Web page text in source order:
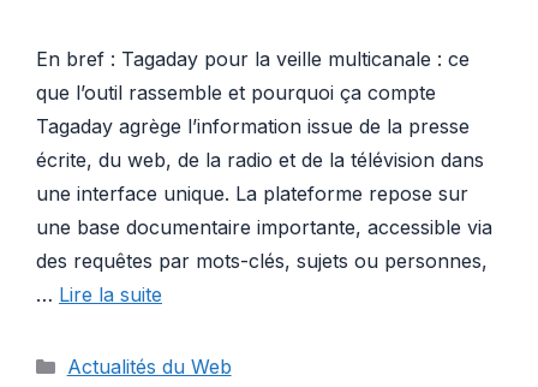
En bref : Tagaday pour la veille multicanale : ce
que l’outil rassemble et pourquoi ça compte
Tagaday agrège l’information issue de la presse
écrite, du web, de la radio et de la télévision dans
une interface unique. La plateforme repose sur
une base documentaire importante, accessible via
des requêtes par mots-clés, sujets ou personnes,
… Lire la suite
Catégories
Actualités du Web